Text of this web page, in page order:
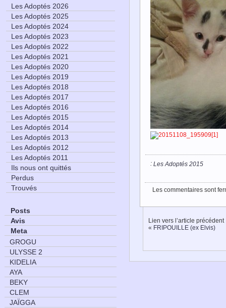
: Les Adoptés 2015
Les commentaires sont
Lien vers l’article précédent
« FRIPOUILLE (ex Elvis)
Les Adoptés 2026
Les Adoptés 2025
Les Adoptés 2024
Les Adoptés 2023
Les Adoptés 2022
Les Adoptés 2021
Les Adoptés 2020
Les Adoptés 2019
Les Adoptés 2018
Les Adoptés 2017
Les Adoptés 2016
Les Adoptés 2015
Les Adoptés 2014
Les Adoptés 2013
Les Adoptés 2012
Les Adoptés 2011
Ils nous ont quittés
Perdus
Trouvés
Posts
Avis
Meta
GROGU
ULYSSE 2
KIDELIA
AYA
BEKY
CLEM
JAÏGGA